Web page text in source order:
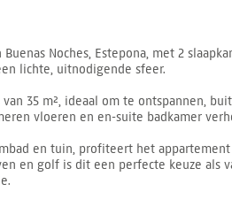
Noches, Estepona, met 2
lichte, uitnodigende sfeer.
35 m², ideaal om te ontspannen,
vloeren en en-suite badkamer
en tuin, profiteert het
en golf is dit een perfecte keuze